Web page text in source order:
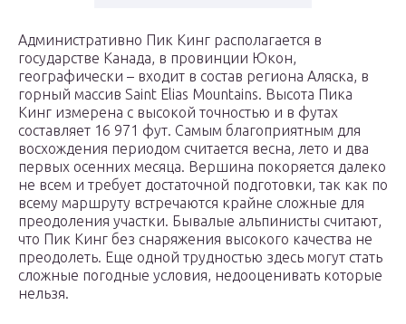
Административно Пик Кинг располагается в
государстве Канада, в провинции Юкон,
географически – входит в состав региона Аляска, в
горный массив Saint Elias Mountains. Высота Пика
Кинг измерена с высокой точностью и в футах
составляет 16 971 фут. Самым благоприятным для
восхождения периодом считается весна, лето и два
первых осенних месяца. Вершина покоряется далеко
не всем и требует достаточной подготовки, так как по
всему маршруту встречаются крайне сложные для
преодоления участки. Бывалые альпинисты считают,
что Пик Кинг без снаряжения высокого качества не
преодолеть. Еще одной трудностью здесь могут стать
сложные погодные условия, недооценивать которые
нельзя.